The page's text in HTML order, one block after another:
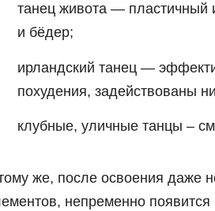
танец живота —
и бёдер;
ирландский танец —
похудения, задействованы
клубные, уличные танцы –
же, после освоения даже
непременно